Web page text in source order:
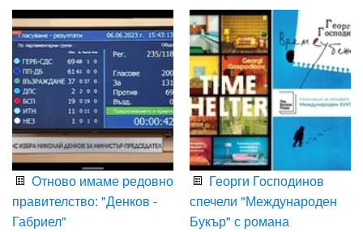
Отново имаме редовно
правителство: "Денков -
Габриел"
Георги Господинов
спечели "Международен
Букър" с романа